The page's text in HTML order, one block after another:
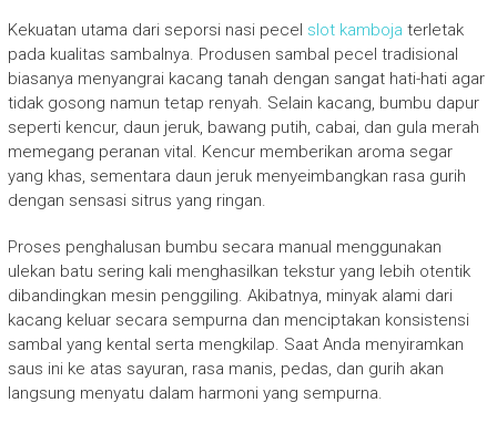
Kekuatan utama dari seporsi nasi pecel slot kamboja terletak
pada kualitas sambalnya. Produsen sambal pecel tradisional
biasanya menyangrai kacang tanah dengan sangat hati-hati agar
tidak gosong namun tetap renyah. Selain kacang, bumbu dapur
seperti kencur, daun jeruk, bawang putih, cabai, dan gula merah
memegang peranan vital. Kencur memberikan aroma segar
yang khas, sementara daun jeruk menyeimbangkan rasa gurih
dengan sensasi sitrus yang ringan.
Proses penghalusan bumbu secara manual menggunakan
ulekan batu sering kali menghasilkan tekstur yang lebih otentik
dibandingkan mesin penggiling. Akibatnya, minyak alami dari
kacang keluar secara sempurna dan menciptakan konsistensi
sambal yang kental serta mengkilap. Saat Anda menyiramkan
saus ini ke atas sayuran, rasa manis, pedas, dan gurih akan
langsung menyatu dalam harmoni yang sempurna.